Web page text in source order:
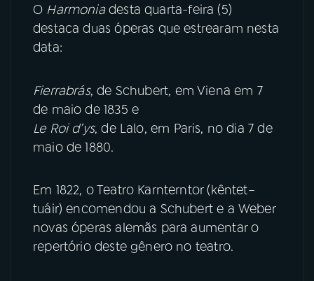
PRÊMIO RÁDIO MEC
Instagram X
O Harmoniadesta quarta-feira (5)
destaca duas óperas que estrearam nesta
data:
Fierrabrás, de Schubert, em Viena em 7
de maio de 1835 e
Le Roi d’ys, de Lalo, em Paris, no dia 7 de
maio de 1880.
Em 1822, o Teatro Karnterntor (kêntet–
tuáir) encomendou a Schubert e a Weber
novas óperas alemãs para aumentar o
repertório deste gênero no teatro.